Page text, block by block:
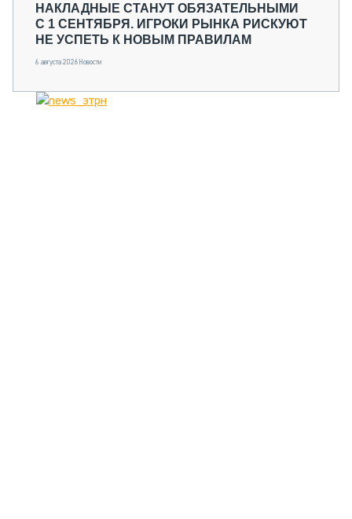
НАКЛАДНЫЕ СТАНУТ ОБЯЗАТЕЛЬНЫМИ
С 1 СЕНТЯБРЯ. ИГРОКИ РЫНКА РИСКУЮТ
НЕ УСПЕТЬ К НОВЫМ ПРАВИЛАМ
6 августа 2026 Новости